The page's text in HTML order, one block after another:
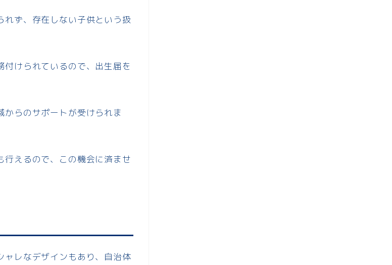
ず、存在しない子供という扱
けられているので、出生届を
らのサポートが受けられま
えるので、この機会に済ませ
ャレなデザインもあり、自治体